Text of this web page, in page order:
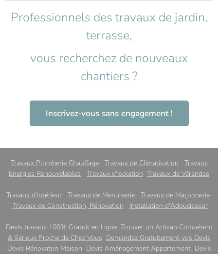
Professionnels des travaux de jardin,
terrasse,
vous recherchez de nouveaux
chantiers ?
Inscrivez-vous sans engagement !
Travaux Plomberie Chauffage Travaux de Climatisation
Travaux
Energies Renouvelables
Travaux d'Isolation Travaux de Vérandas
Travaux d'intérieur Travaux de Menuiserie
Travaux de Maçonnerie
Travaux de Construction, Rénovation
Installation d'Adoucisseur
Devis travaux 100% Gratuit en Ligne Trouver un Artisan Compétent
& Sérieux Proche de Chez Vous Demandez Gratuitement vos Devis
Devis Rénovaton Maison Devis Aménagement Appartement Devis